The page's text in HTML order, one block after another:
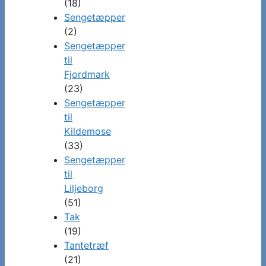
(18)
Sengetæpper
(2)
Sengetæpper
til
Fjordmark
(23)
Sengetæpper
til
Kildemose
(33)
Sengetæpper
til
Liljeborg
(51)
Tak
(19)
Tantetræf
(21)